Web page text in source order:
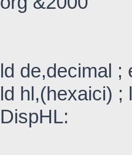
ld de,decimal ;
ld hl,(hexaici) ;
DispHL: